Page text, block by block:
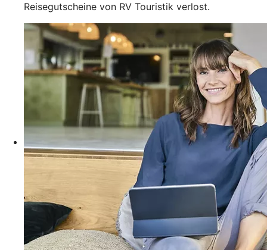
Reisegutscheine von RV Touristik verlost.